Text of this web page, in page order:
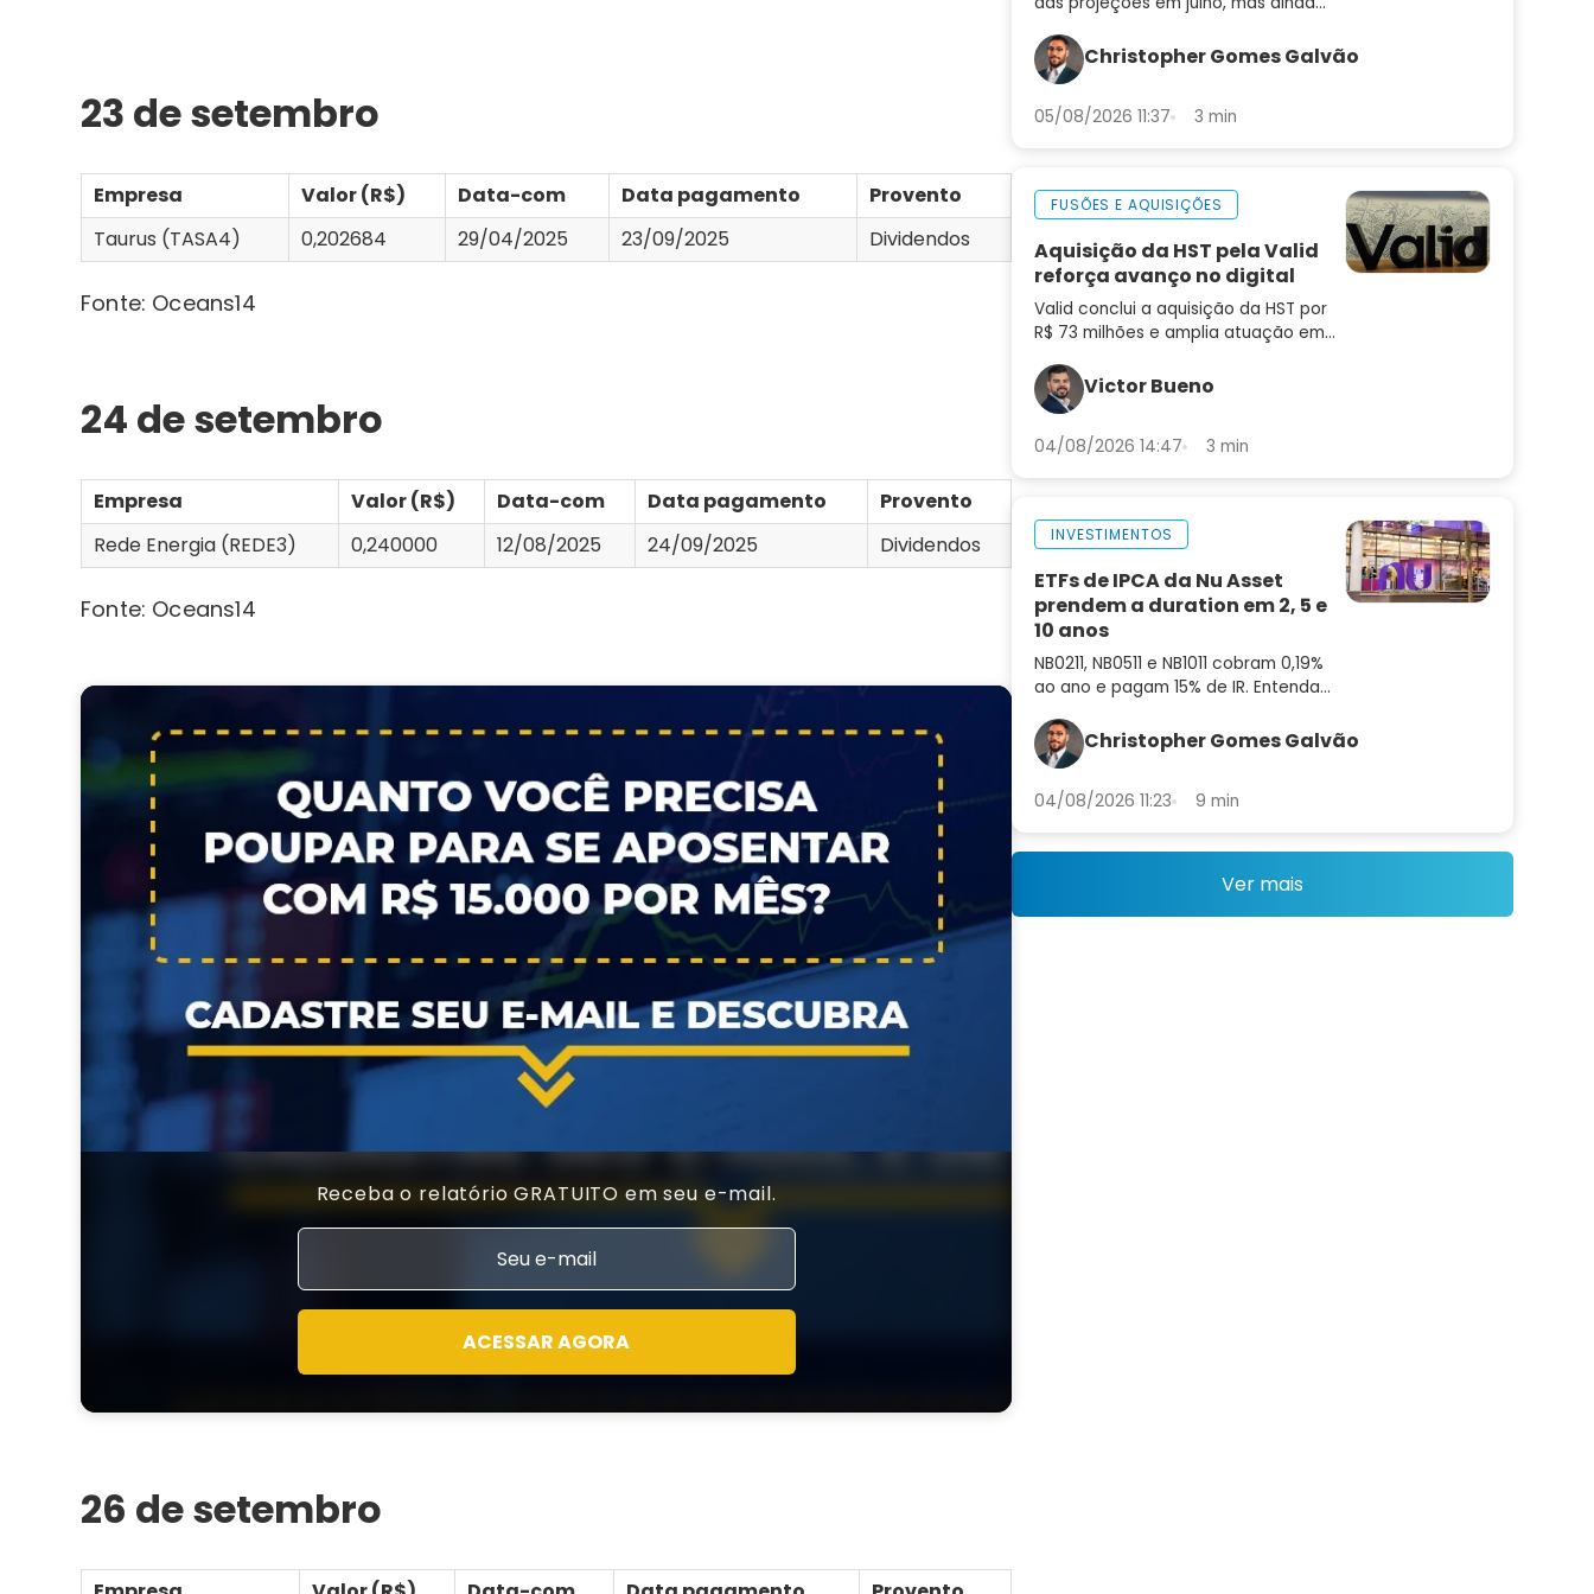
23 de setembro
Empresa Valor (R$) Data-com Data pagamento
Provento
Taurus (TASA4)
0,202684 29/04/2025 23/09/2025 Dividendos
Fonte: Oceans14
24 de setembro
Empresa Valor (R$) Data-com Data pagamento
Provento
Rede Energia (REDE3)
0,240000 12/08/2025 24/09/2025 Dividendos
Fonte: Oceans14
Receba o relatório GRATUITO em seu e-mail.
ACESSAR AGORA
26 de setembro
de trabalho aquecido
Christopher Gomes Galvão
05/08/2026 11:37 3 min
FUSÕES E AQUISIÇÕES
Aquisição da HST pela Valid
reforça avanço no digital
Valid conclui a aquisição da HST por
R$ 73 milhões e amplia atuação em
prevenção a fraudes. Saiba o que
muda para a empresa
Victor Bueno
04/08/2026 14:47 3 min
INVESTIMENTOS
ETFs de IPCA da Nu Asset
prendem a duration em 2, 5 e
10 anos
NB0211, NB0511 e NB1011 cobram 0,19%
ao ano e pagam 15% de IR. Entenda
curva superam os ETFs de IMA-B
Christopher Gomes Galvão
04/08/2026 11:23 9 min
Ver mais